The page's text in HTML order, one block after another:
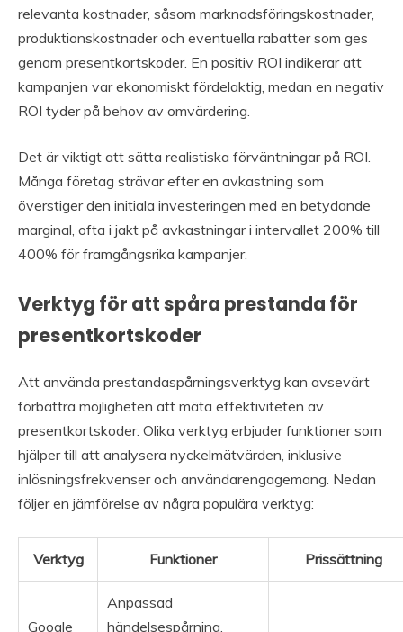
relevanta kostnader, såsom marknadsföringskostnader,
produktionskostnader och eventuella rabatter som ges
genom presentkortskoder. En positiv ROI indikerar att
kampanjen var ekonomiskt fördelaktig, medan en negativ
ROI tyder på behov av omvärdering.
Det är viktigt att sätta realistiska förväntningar på ROI.
Många företag strävar efter en avkastning som
överstiger den initiala investeringen med en betydande
marginal, ofta i jakt på avkastningar i intervallet 200% till
400% för framgångsrika kampanjer.
Verktyg för att spåra prestanda för
presentkortskoder
Att använda prestandaspårningsverktyg kan avsevärt
förbättra möjligheten att mäta effektiviteten av
presentkortskoder. Olika verktyg erbjuder funktioner som
hjälper till att analysera nyckelmätvärden, inklusive
inlösningsfrekvenser och användarengagemang. Nedan
följer en jämförelse av några populära verktyg:
Verktyg Funktioner Prissättning
Google
Anpassad
händelsespårning,